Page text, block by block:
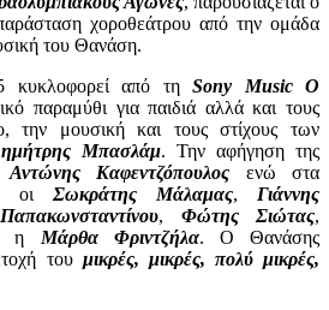
χοροθεάτρου από την ομάδα
του Θανάση.
κυκλοφορεί από τηSony MusicΟ
παραμύθι για παιδιά αλλά και τους
την μουσική και τους στίχους των
Μπασλάμ. Την αφήγηση της
Αντώνης Καφεντζόπουλος ενώ στα
οι Σωκράτης Μάλαμας, Γιάννης
, Φώτης Σιώτας,
η Μάρθα Φριντζήλα. Ο Θανάσης
του μικρές, μικρές, πολύ μικρές,